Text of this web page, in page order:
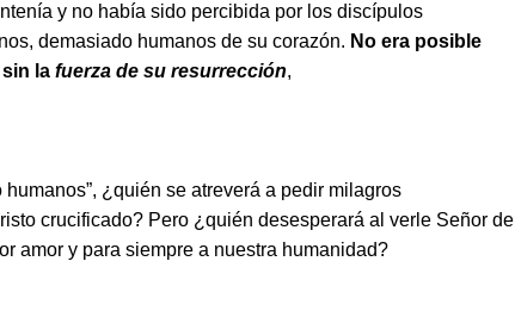
y no había sido percibida por los discípulos
demasiado humanos de su corazón. No era posible
la fuerza de su resurrección,
humanos”, ¿quién se atreverá a pedir milagros
crucificado? Pero ¿quién desesperará al verle Señor de
amor y para siempre a nuestra humanidad?